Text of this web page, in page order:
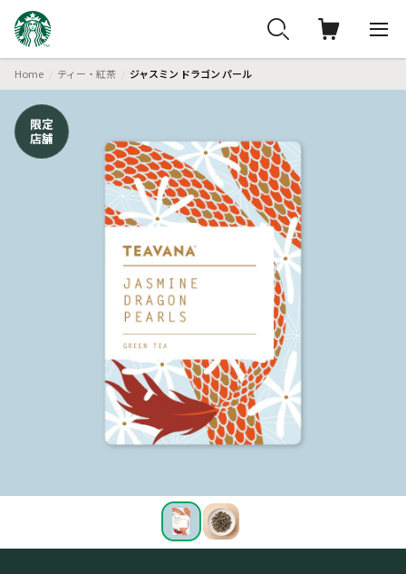
Home ティー・紅茶 ジャスミン ドラゴン パール
限定
店舗